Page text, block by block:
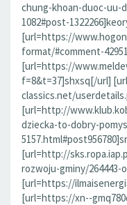
chung-khoan-duoc-uu-
1082#post-
[url=https://
format/#comment-
[url=https://
f=8&t=37]shxsq[/url]
classics.net/
[url=http://
dziecka-to-dobry-
[url=http://
rozwoju-gminy/264443-
[url=https://
[url=https://xn--